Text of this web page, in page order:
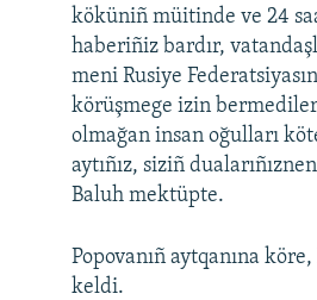
köküniñ müitinde ve 24
haberiñiz bardır,
meni Rusiye
körüşmege izin
olmağan insan oğulları
aytıñız, siziñ
Baluh mektüpte.
Popovanıñ aytqanına
keldi.